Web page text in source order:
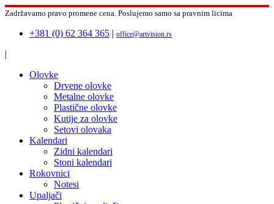
Zadržavamo pravo promene cena. Poslujemo samo sa pravnim licima
+381 (0) 62 364 365 | office@artvision.rs
|
Olovke
Drvene olovke
Metalne olovke
Plastične olovke
Kutije za olovke
Setovi olovaka
Kalendari
Zidni kalendari
Stoni kalendari
Rokovnici
Notesi
Upaljači